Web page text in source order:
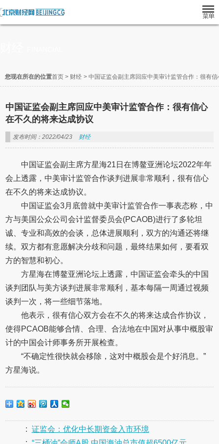
您现在所在的位置首页 > 财经 > 中国证监会副主席回应中美审计监管合作：很有
中国证监会副主席回应中美审计监管合作：很有信心
在不久的将来达成协议
发布时间：2022/04/23 财经
中国证监会副主席方星海21日在博鳌亚洲论坛2022年年
会上透露，中美审计监管合作谈判进展非常顺利，很有信心
在不久的将来达成协议。
中国证监会3月底曾就中美审计监管合作一事表态称，中
方与美国公众公司会计监督委员会(PCAOB)进行了多轮坦
诚、专业和高效的会谈，总体进展顺利，双方的沟通还将继
续。双方都有意愿解决分歧和问题，最终结果如何，要看双
方的智慧和初心。
方星海在博鳌亚洲论坛上透露，中国证监会牵头的中国
谈判团队与美方谈判进展非常顺利，基本每隔一周通过视频
谈判一次，将一些细节落地。
他表示，很有信心双方会在不久的将来达成合作协议，
使得PCAOB能够合情、合理、合法地在中国对从事中概股审
计的中国会计师事务所开展检查。
“不确定性很快就会移除，这对中概股会是个好消息。”
方星海说。
: 证监会：优化中长期资金入市环境